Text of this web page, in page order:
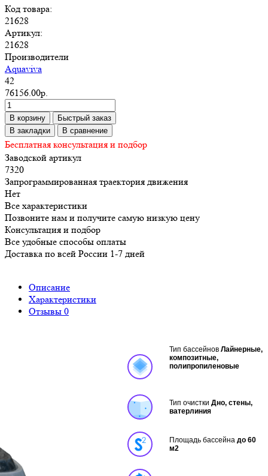
Код товара:
21628
Артикул:
21628
Производители
Aquaviva
42
76156.00р.
В корзину
Быстрый заказ
В закладки
В сравнение
Бесплатная консультация и подбор
Заводской артикул
7320
Запрограммированная траектория движения
Нет
Все характеристики
Позвоните нам и получите самую низкую цену
Консультация и подбор
Все удобные способы оплаты
Доставка по всей России 1-7 дней
Описание
Характеристики
Отзывы 0
Тип бассейнов Лайнерные,
композитные,
полипропиленовые
Тип очистки Дно, стены,
ватерлиния
Площадь бассейна до 60
м2